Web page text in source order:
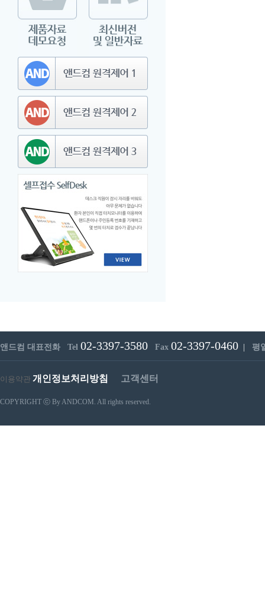
앤드컴 대표전화 Tel 02-3397-3580 Fax 02-3397-0460 평
이용약관 개인정보처리방침 고객센터
COPYRIGHT ⓒ By ANDCOM. All rights reserved.